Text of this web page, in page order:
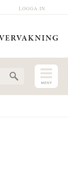
LOGGA IN